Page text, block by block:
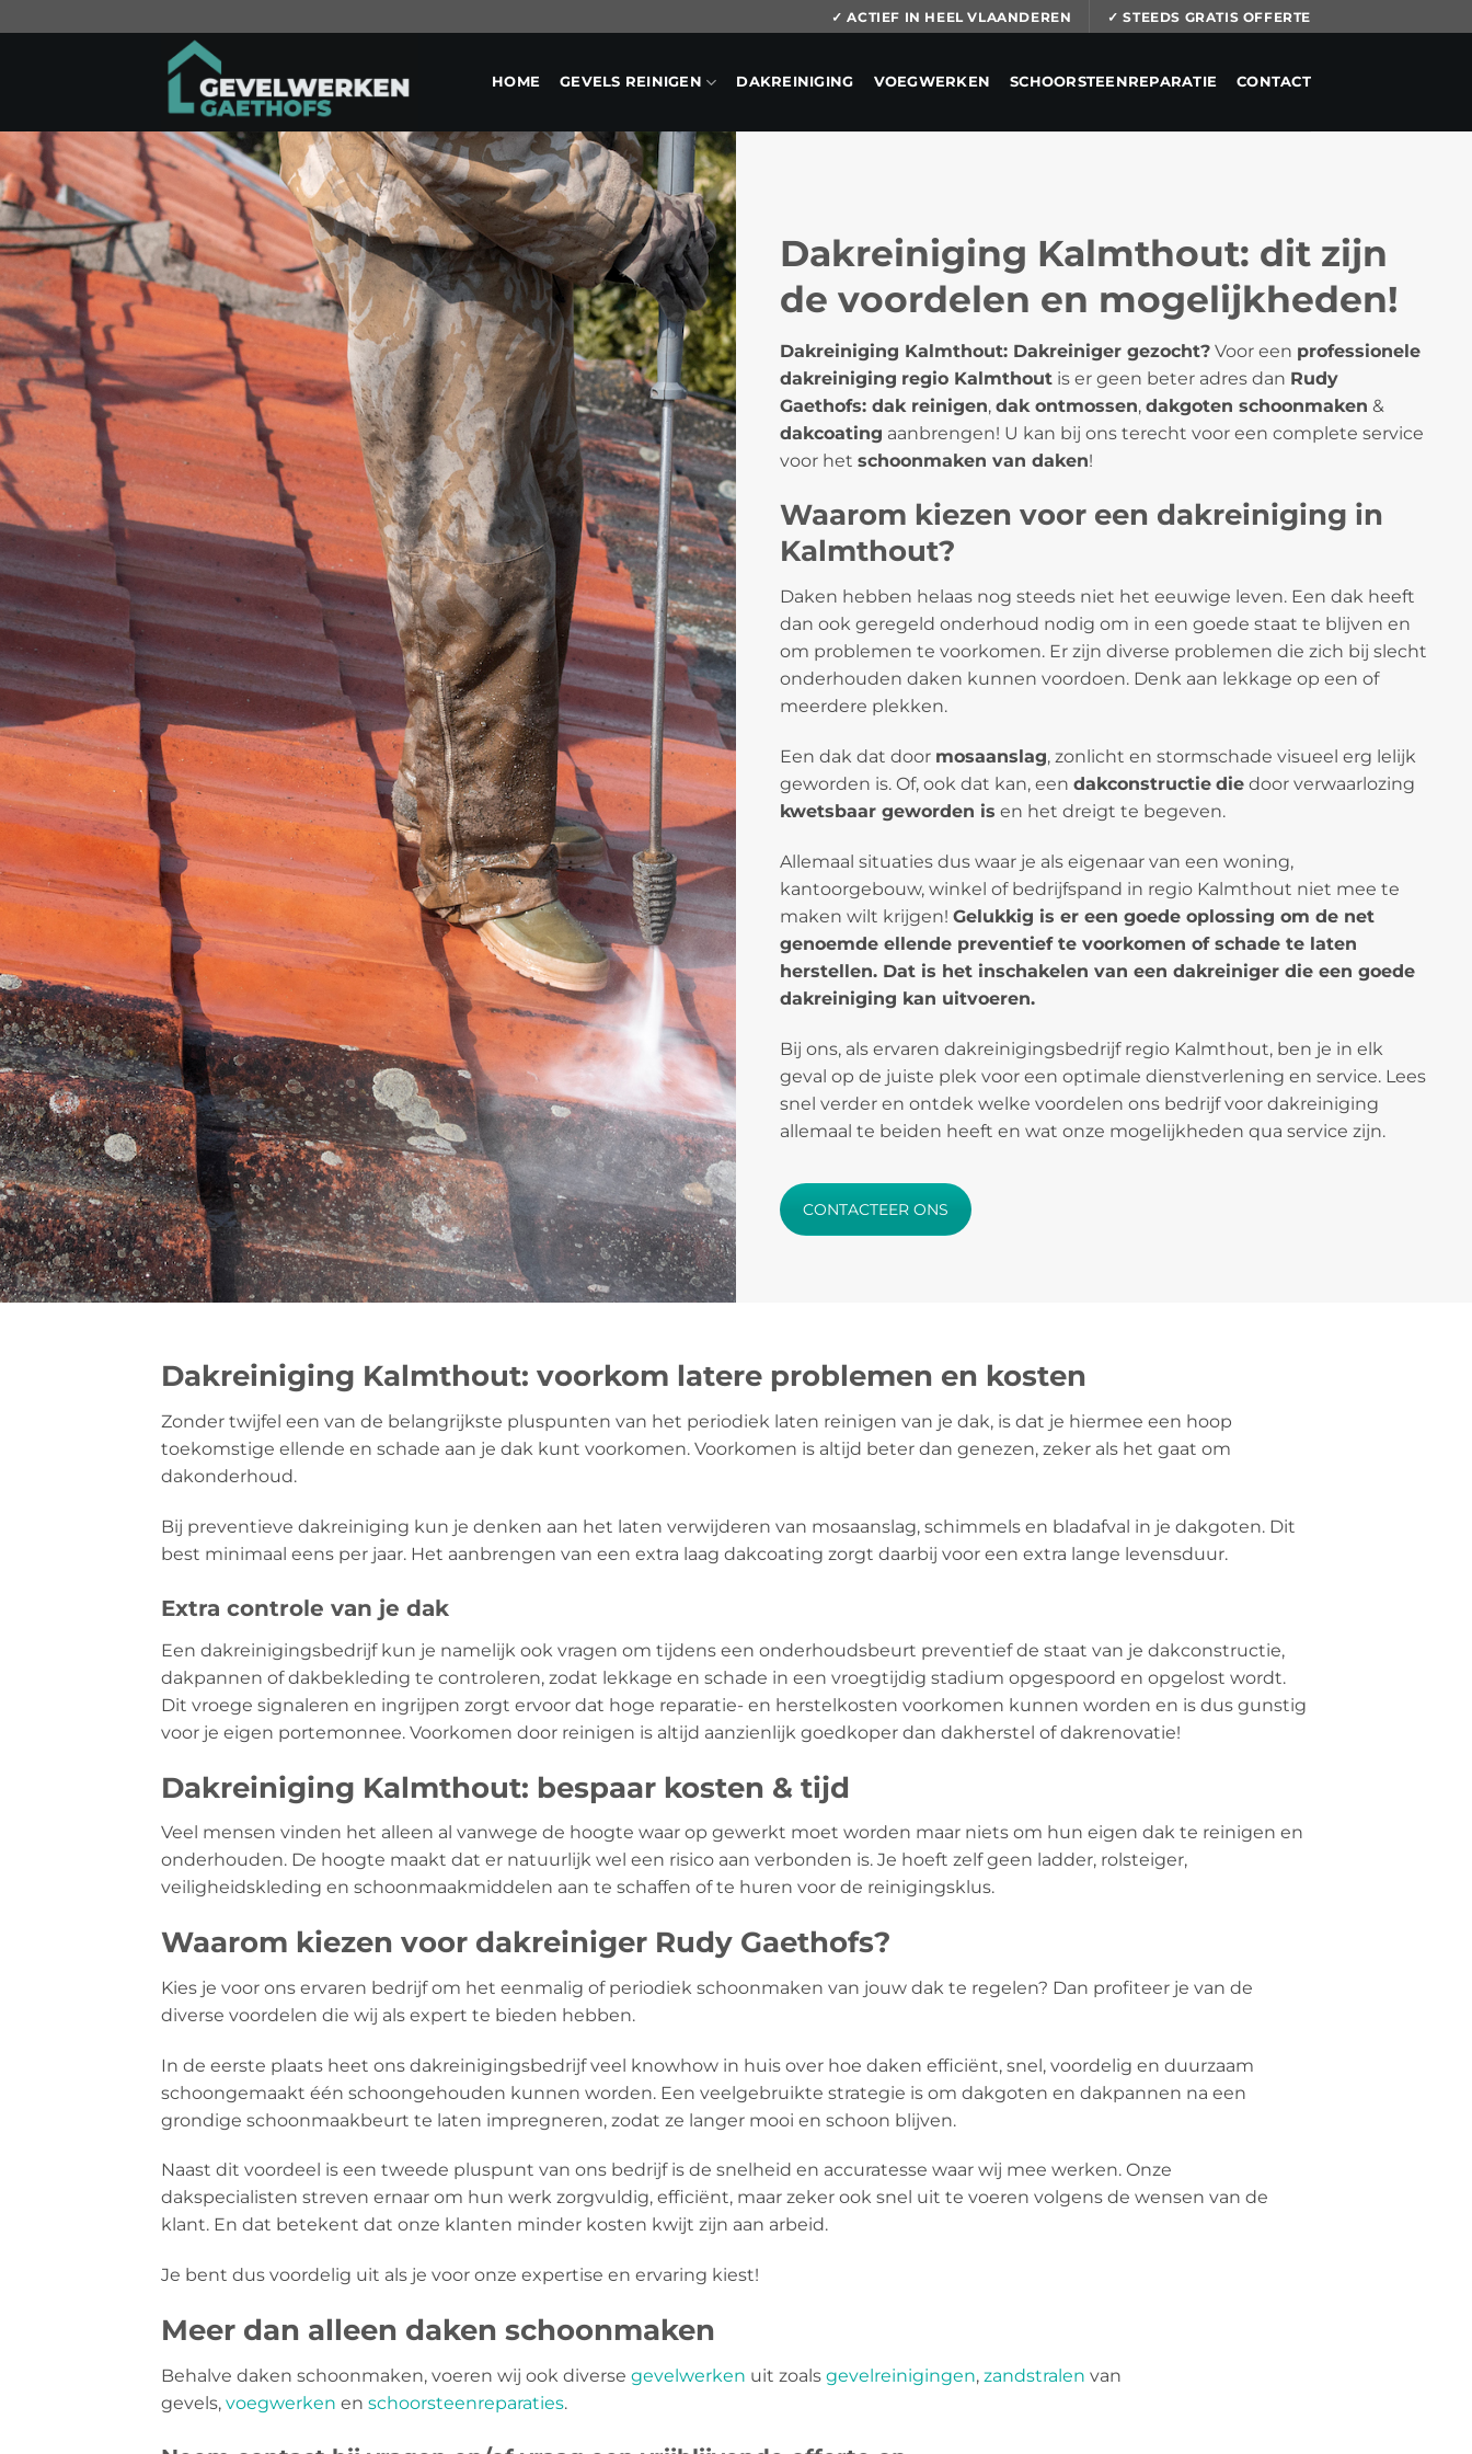
✓ ACTIEF IN HEEL VLAANDEREN ✓ STEEDS GRATIS OFFERTE
HOME GEVELS REINIGEN DAKREINIGING VOEGWERKEN SCHOORSTEENREPARATIE CONTACT
Dakreiniging Kalmthout: dit zijn
de voordelen en mogelijkheden!
Dakreiniging Kalmthout: Dakreiniger gezocht? Voor een professionele
dakreiniging regio Kalmthout is er geen beter adres dan Rudy
Gaethofs: dak reinigen, dak ontmossen, dakgoten schoonmaken &
dakcoating aanbrengen! U kan bij ons terecht voor een complete service
voor het schoonmaken van daken!
Waarom kiezen voor een dakreiniging in
Kalmthout?
Daken hebben helaas nog steeds niet het eeuwige leven. Een dak heeft
dan ook geregeld onderhoud nodig om in een goede staat te blijven en
om problemen te voorkomen. Er zijn diverse problemen die zich bij slecht
onderhouden daken kunnen voordoen. Denk aan lekkage op een of
meerdere plekken.
Een dak dat door mosaanslag, zonlicht en stormschade visueel erg lelijk
geworden is. Of, ook dat kan, een dakconstructie die door verwaarlozing
kwetsbaar geworden is en het dreigt te begeven.
Allemaal situaties dus waar je als eigenaar van een woning,
kantoorgebouw, winkel of bedrijfspand in regio Kalmthout niet mee te
maken wilt krijgen! Gelukkig is er een goede oplossing om de net
genoemde ellende preventief te voorkomen of schade te laten
herstellen. Dat is het inschakelen van een dakreiniger die een goede
dakreiniging kan uitvoeren.
Bij ons, als ervaren dakreinigingsbedrijf regio Kalmthout, ben je in elk
geval op de juiste plek voor een optimale dienstverlening en service. Lees
snel verder en ontdek welke voordelen ons bedrijf voor dakreiniging
allemaal te beiden heeft en wat onze mogelijkheden qua service zijn.
CONTACTEER ONS
Dakreiniging Kalmthout: voorkom latere problemen en kosten
Zonder twijfel een van de belangrijkste pluspunten van het periodiek laten reinigen van je dak, is dat je hiermee een hoop
toekomstige ellende en schade aan je dak kunt voorkomen. Voorkomen is altijd beter dan genezen, zeker als het gaat om
dakonderhoud.
Bij preventieve dakreiniging kun je denken aan het laten verwijderen van mosaanslag, schimmels en bladafval in je dakgoten. Dit
best minimaal eens per jaar. Het aanbrengen van een extra laag dakcoating zorgt daarbij voor een extra lange levensduur.
Extra controle van je dak
Een dakreinigingsbedrijf kun je namelijk ook vragen om tijdens een onderhoudsbeurt preventief de staat van je dakconstructie,
dakpannen of dakbekleding te controleren, zodat lekkage en schade in een vroegtijdig stadium opgespoord en opgelost wordt.
Dit vroege signaleren en ingrijpen zorgt ervoor dat hoge reparatie- en herstelkosten voorkomen kunnen worden en is dus gunstig
voor je eigen portemonnee. Voorkomen door reinigen is altijd aanzienlijk goedkoper dan dakherstel of dakrenovatie!
Dakreiniging Kalmthout: bespaar kosten & tijd
Veel mensen vinden het alleen al vanwege de hoogte waar op gewerkt moet worden maar niets om hun eigen dak te reinigen en
onderhouden. De hoogte maakt dat er natuurlijk wel een risico aan verbonden is. Je hoeft zelf geen ladder, rolsteiger,
veiligheidskleding en schoonmaakmiddelen aan te schaffen of te huren voor de reinigingsklus.
Waarom kiezen voor dakreiniger Rudy Gaethofs?
Kies je voor ons ervaren bedrijf om het eenmalig of periodiek schoonmaken van jouw dak te regelen? Dan profiteer je van de
diverse voordelen die wij als expert te bieden hebben.
In de eerste plaats heet ons dakreinigingsbedrijf veel knowhow in huis over hoe daken efficiënt, snel, voordelig en duurzaam
schoongemaakt één schoongehouden kunnen worden. Een veelgebruikte strategie is om dakgoten en dakpannen na een
grondige schoonmaakbeurt te laten impregneren, zodat ze langer mooi en schoon blijven.
Naast dit voordeel is een tweede pluspunt van ons bedrijf is de snelheid en accuratesse waar wij mee werken. Onze
dakspecialisten streven ernaar om hun werk zorgvuldig, efficiënt, maar zeker ook snel uit te voeren volgens de wensen van de
klant. En dat betekent dat onze klanten minder kosten kwijt zijn aan arbeid.
Je bent dus voordelig uit als je voor onze expertise en ervaring kiest!
Meer dan alleen daken schoonmaken
Behalve daken schoonmaken, voeren wij ook diverse gevelwerken uit zoals gevelreinigingen, zandstralen van
gevels, voegwerken en schoorsteenreparaties.